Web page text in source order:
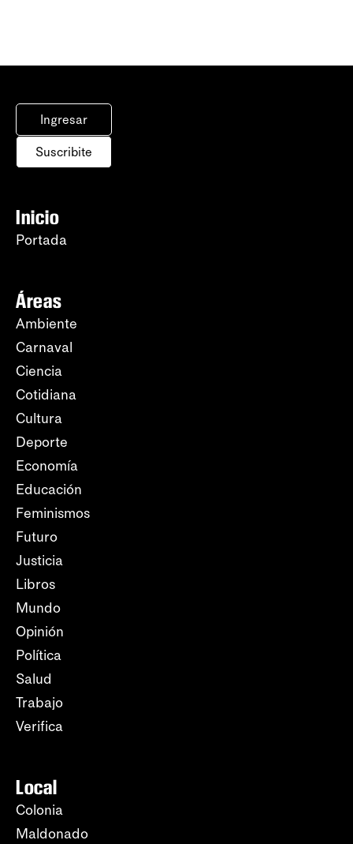
Ingresar
Suscribite
Inicio
Portada
Áreas
Ambiente
Carnaval
Ciencia
Cotidiana
Cultura
Deporte
Economía
Educación
Feminismos
Futuro
Justicia
Libros
Mundo
Opinión
Política
Salud
Trabajo
Verifica
Local
Colonia
Maldonado